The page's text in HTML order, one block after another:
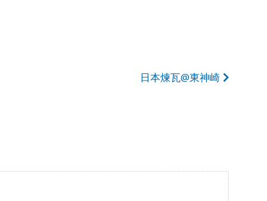
日本煉瓦@東神崎